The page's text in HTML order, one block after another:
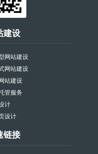
建设
网站建设
网站建设
站建设
管服务
计
设计
链接